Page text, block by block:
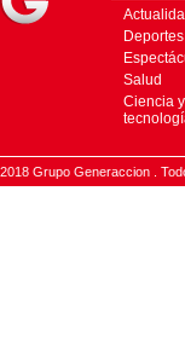
Deportes
Salud
Ciencia y
2018 Grupo Generaccion .